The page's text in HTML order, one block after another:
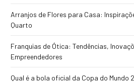
Arranjos de Flores para Casa:
Quarto
Franquias de Ótica: Tendências,
Empreendedores
Qual é a bola oficial da Copa do Mundo